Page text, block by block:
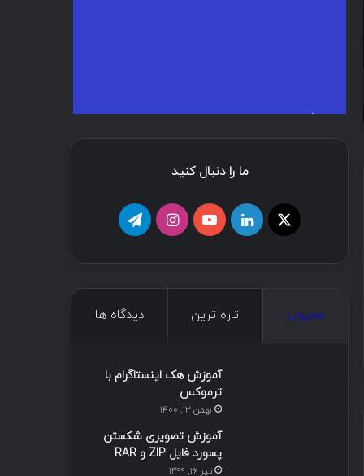
ما را دنبال کنید
محبوب تازه ترین دیدگاه ها
آموزش هک اینستاگرام با
ترموکس
بهمن ۱۳, ۱۴۰۰
آموزش تصویری شکستن
پسورد فایل ZIP و RAR
تیر ۱۶, ۱۳۹۹